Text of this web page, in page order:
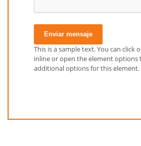
Enviar mensaje
This is a sample text. You can click
inline or open the element options
additional options for this element.